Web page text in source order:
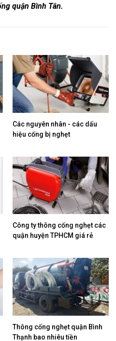
quận Bình Tân.
Các nguyên nhân - các dấu
hiệu cống bị nghẹt
Công ty thông cống nghẹt các
quận huyện TPHCM giá rẻ
Thông cống nghẹt quận Bình
Thạnh bao nhiêu tiền